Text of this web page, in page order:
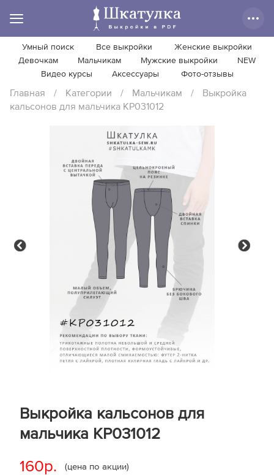
Умный поиск Все выкройки
Женские выкройки
Девочкам
Мальчикам Мужские выкройки
NEW
Видео курсы
Аксессуары Фото-отзывы
Главная / Категории / Мальчикам /
Выкройка
кальсонов для мальчика KP031012
Выкройка кальсонов для
мальчика KP031012
160р. (цена по акции)